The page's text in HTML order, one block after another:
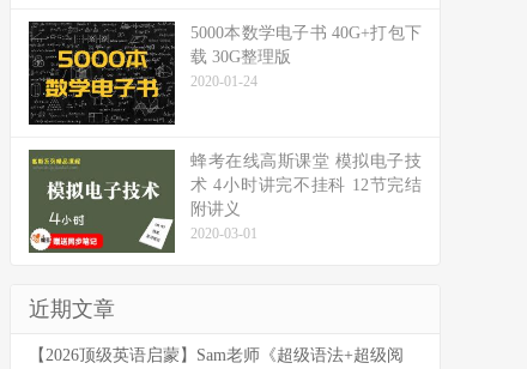
5000本数学电子书 40G+打包下
载 30G整理版
2020-01-24
蜂考在线高斯课堂 模拟电子技
术 4小时讲完不挂科 12节完结
附讲义
2020-03-01
近期文章
【2026顶级英语启蒙】Sam老师《超级语法+超级阅